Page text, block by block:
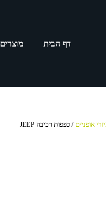
דף הבית מוצרים
אופניים / כפפות רכיבה JEEP